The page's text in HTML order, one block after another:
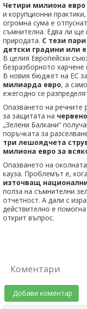
Четири милиона евро
и корупционни
огромна сума е
съмнителна. Едва ли
природата. С тези
детски градини или
В целия Европейски
безразборното
В новия бюджет на ЕС
милиарда евро, а
ежегодно се
Опазването на речните
за защитата на
„Зелени Балкани“
поръчката за
три лешоядчета
милиона евро за
Опазването на
кауза. Проблемът е,
източващ
полза на съмнителни
отчетност. А дали с
действително е
открит въпрос.
Коментари
Добави коментар